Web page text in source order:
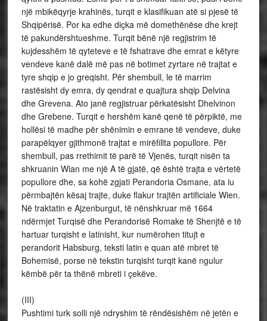
një mbikëqyrje krahinës, turqit e klasifikuan atë si pjesë të
Shqipërisë. Por ka edhe diçka më domethënëse dhe krejt
të pakundërshtueshme. Turqit bënë një regjistrim të
kujdesshëm të qyteteve e të fshatrave dhe emrat e këtyre
vendeve kanë dalë më pas në botimet zyrtare në trajtat e
tyre shqip e jo greqisht. Për shembull, le të marrim
rastësisht dy emra, dy qendrat e quajtura shqip Delvina
dhe Grevena. Ato janë regjistruar përkatësisht Dhelvinon
dhe Grebene. Turqit e hershëm kanë qenë të përpiktë, me
hollësi të madhe për shënimin e emrane të vendeve, duke
parapëlqyer gjithmonë trajtat e mirëfillta popullore. Për
shembull, pas rrethimit të parë të Vjenës, turqit nisën ta
shkruanin Wian me një A të gjatë, që është trajta e vërtetë
popullore dhe, sa kohë zgjati Perandoria Osmane, ata iu
përmbajtën kësaj trajte, duke flakur trajtën artificiale Wien.
Në traktatin e Ajzenburgut, të nënshkruar më 1664
ndërmjet Turqisë dhe Perandorisë Romake të Shenjtë e të
hartuar turqisht e latinisht, kur numërohen titujt e
perandorit Habsburg, teksti latin e quan atë mbret të
Bohemisë, porse në tekstin turqisht turqit kanë ngulur
këmbë për ta thënë mbreti i çekëve.
(III)
Pushtimi turk solli një ndryshim të rëndësishëm në jetën e